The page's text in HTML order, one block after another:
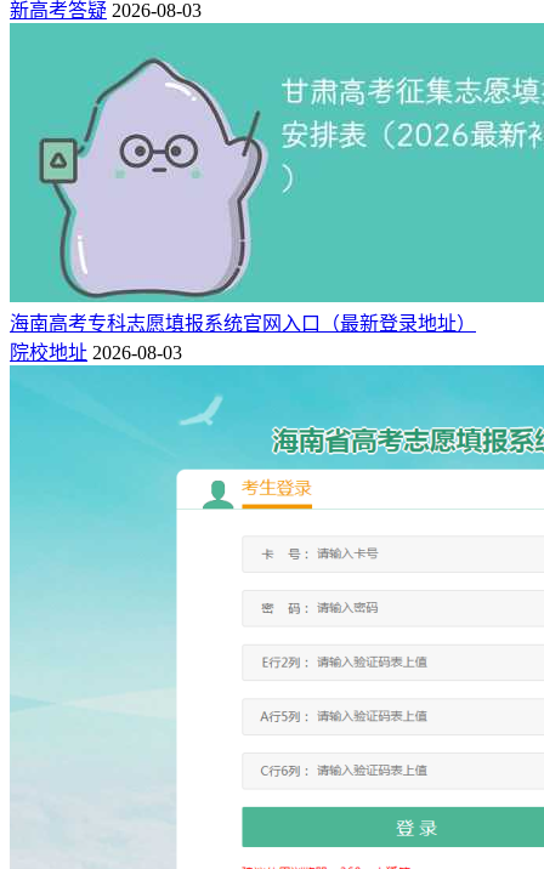
新高考答疑 2026-08-03
海南高考专科志愿填报系统官网入口（最新登录地址）
院校地址 2026-08-03